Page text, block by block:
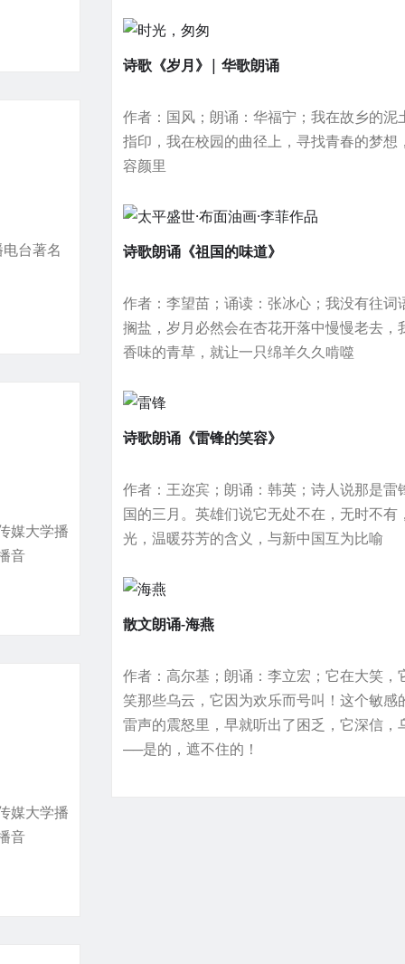
台著名
媒大学播
音
媒大学播
音
诗歌《岁月》| 华歌朗诵
作者：国风；朗诵：华福宁；我在故乡的泥
指印，我在校园的曲径上，寻找青春的梦想
容颜里
诗歌朗诵《祖国的味道》
作者：李望苗；诵读：张冰心；我没有往词
搁盐，岁月必然会在杏花开落中慢慢老去，
香味的青草，就让一只绵羊久久啃噬
诗歌朗诵《雷锋的笑容》
作者：王迩宾；朗诵：韩英；诗人说那是雷
国的三月。英雄们说它无处不在，无时不有
光，温暖芬芳的含义，与新中国互为比喻
散文朗诵-海燕
作者：高尔基；朗诵：李立宏；它在大笑
笑那些乌云，它因为欢乐而号叫！这个敏
雷声的震怒里，早就听出了困乏，它深信，
──是的，遮不住的！